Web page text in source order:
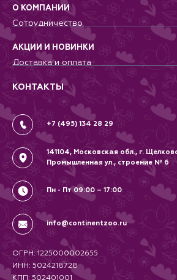
Для грызунов
Для птиц
Аквариумистика, пруд, море
Террариумистика
О КОМПАНИИ
Сотрудничество
Питомникам
Добрые дела
Новости
Контакты
Вопрос-Ответ
АКЦИИ И НОВИНКИ
Доставка и оплата
Гарантии и возврат
Вакансии
Политика
Соглашение
КОНТАКТЫ
+7 (495) 134 28 29
141104, Московская обл., г.
Промышленная ул., строение № 6
Пн - Пт 09:00 – 17:00
info@continentzoo.ru
ОГРН: 1225000002655
ИНН: 5024218728
КПП: 502401001